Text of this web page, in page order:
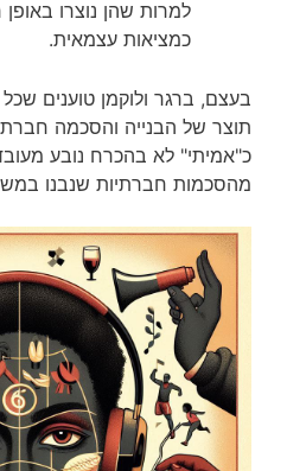
למרות שהן נוצרו
כמציאות עצמאית.
בעצם, ברגר ולוקמן טוענים
תוצר של הבנייה והסכמה
כ"אמיתי" לא בהכרח נובע
מהסכמות חברתיות שנבנו